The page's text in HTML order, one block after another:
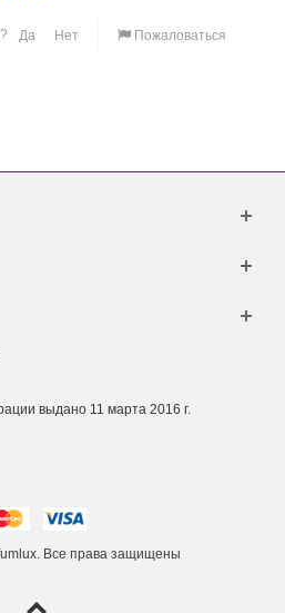
Да Нет Пожаловаться
выдано 11 марта 2016 г.
Все права защищены